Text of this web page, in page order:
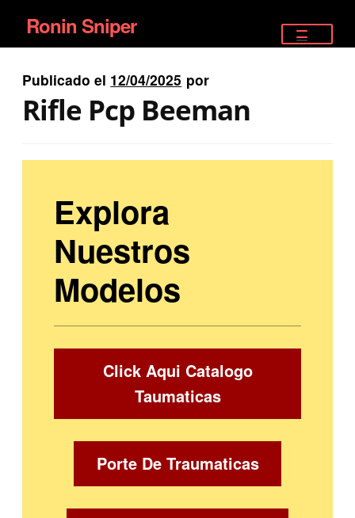
Ir
a
la
navegación
Ir
al
contenido
Ronin Sniper
EQUIPAMIENTO ÉLITE
SATELITALES
Publicado el 12/04/2025 por
Rifle Pcp Beeman
Explora
Nuestros
Modelos
Click Aqui Catalogo
Taumaticas
Porte De Traumaticas